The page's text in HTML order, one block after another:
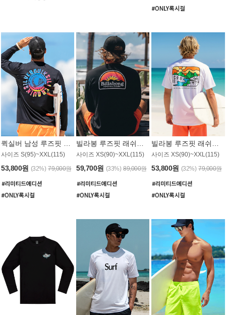
사이즈 S(95)~XXL(115)
53,800원 (32%) 79,000원
사이즈 XS(90)~XXL(115)
59,700원 (33%) 89,000원
사이즈 XS(90)~XXL(115)
53,800원 (32%) 79,000원